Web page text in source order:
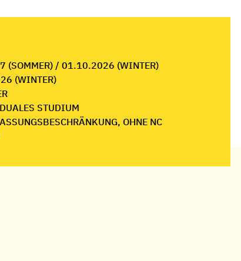
(SOMMER) / 01.10.2026 (WINTER)
(WINTER)
STUDIUM
OHNE NC